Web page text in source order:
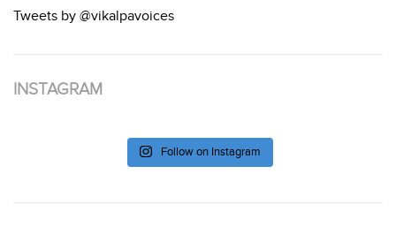
Tweets by @vikalpavoices
INSTAGRAM
Follow on Instagram